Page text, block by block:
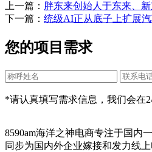
上一篇： 胖东来创始人于东来、
下一篇： 统级AI正从底子上扩展
您的项目需求
*请认真填写需求信息，我们会在
8590am海洋之神电商专注于国内
同步为国内外企业嫁接和发力线